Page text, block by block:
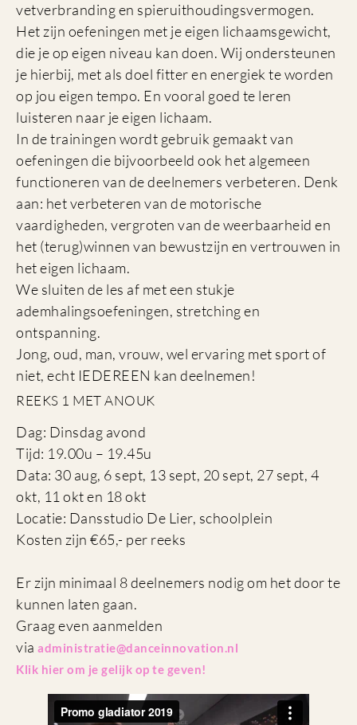
vetverbranding en spieruithoudingsvermogen.
Het zijn oefeningen met je eigen lichaamsgewicht,
die je op eigen niveau kan doen. Wij ondersteunen
je hierbij, met als doel fitter en energiek te worden
op jou eigen tempo. En vooral goed te leren
luisteren naar je eigen lichaam.
In de trainingen wordt gebruik gemaakt van
oefeningen die bijvoorbeeld ook het algemeen
functioneren van de deelnemers verbeteren. Denk
aan: het verbeteren van de motorische
vaardigheden, vergroten van de weerbaarheid en
het (terug)winnen van bewustzijn en vertrouwen in
het eigen lichaam.
We sluiten de les af met een stukje
ademhalingsoefeningen, stretching en
ontspanning.
Jong, oud, man, vrouw, wel ervaring met sport of
niet, echt IEDEREEN kan deelnemen!
REEKS 1 MET ANOUK
Dag: Dinsdag avond
Tijd: 19.00u – 19.45u
Data: 30 aug, 6 sept, 13 sept, 20 sept, 27 sept, 4
okt, 11 okt en 18 okt
Locatie: Dansstudio De Lier, schoolplein
Kosten zijn €65,- per reeks
Er zijn minimaal 8 deelnemers nodig om het door te
kunnen laten gaan.
Graag even aanmelden
via administratie@danceinnovation.nl
Klik hier om je gelijk op te geven!